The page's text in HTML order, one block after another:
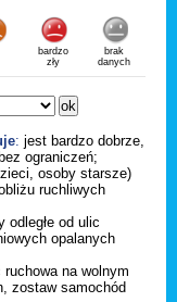
bardzo
zły
brak
danych
: jest bardzo dobrze,
ograniczeń;
osoby starsze)
ruchliwych
odległe od ulic
opalanych
na wolnym
zostaw samochód